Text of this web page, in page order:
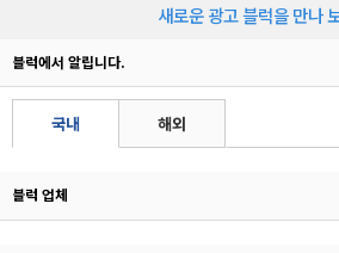
새로운 광고 블럭을 만나
블럭에서 알립니다.
국내 해외
블럭 업체